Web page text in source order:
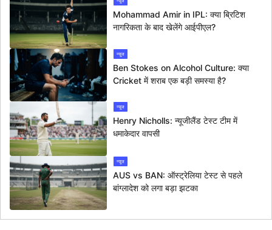
Mohammad Amir in IPL: क्या ब्रिटिश
नागरिकता के बाद खेलेंगे आईपीएल?
न्यूज
Ben Stokes on Alcohol Culture: क्या
Cricket में शराब एक बड़ी समस्या है?
न्यूज
Henry Nicholls: न्यूजीलैंड टेस्ट टीम में
धमाकेदार वापसी
न्यूज
AUS vs BAN: ऑस्ट्रेलिया टेस्ट से पहले
बांग्लादेश को लगा बड़ा झटका